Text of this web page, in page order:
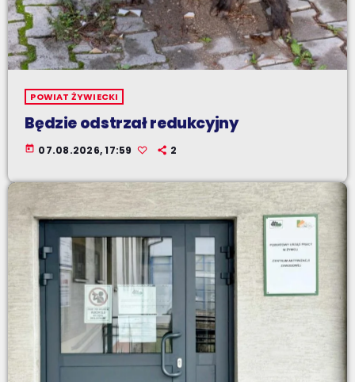
POWIAT ŻYWIECKI
Będzie odstrzał redukcyjny
today 07.08.2026, 17:59 2